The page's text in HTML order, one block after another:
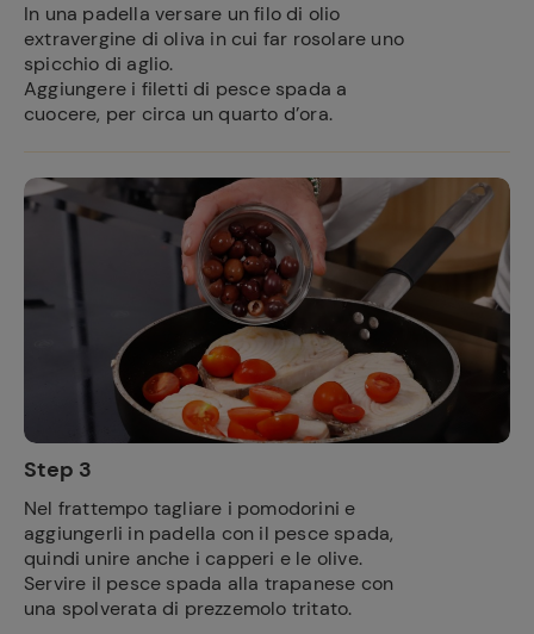
In una padella versare un filo di olio
extravergine di oliva in cui far rosolare uno
spicchio di aglio.
Aggiungere i filetti di pesce spada a
cuocere, per circa un quarto d’ora.
Step 3
Nel frattempo tagliare i pomodorini e
aggiungerli in padella con il pesce spada,
quindi unire anche i capperi e le olive.
Servire il pesce spada alla trapanese con
una spolverata di prezzemolo tritato.